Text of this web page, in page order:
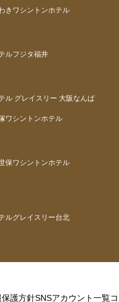
きワシントンホテル
ルフジタ福井
ル グレイスリー 大阪なんば
ワシントンホテル
保ワシントンホテル
ルグレイスリー台北
護方針SNSアカウント一覧